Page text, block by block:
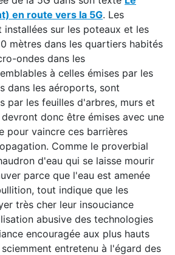
en route vers la 5G. Les
installées sur les poteaux et les
mètres dans les quartiers habités
ondes dans les
à celles émises par les
dans les aéroports, sont
par les feuilles d'arbres, murs et
donc être émises avec une
pour vaincre ces barrières
Comme le proverbial
d'eau qui se laisse mourir
parce que l'eau est amenée
tout indique que les
très cher leur insouciance
abusive des technologies
encouragée aux plus hauts
entretenu à l'égard des